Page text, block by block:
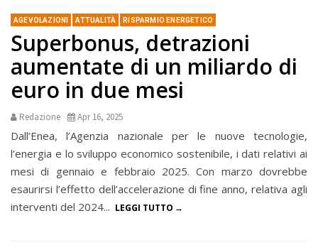
AGEVOLAZIONI ATTUALITÀ RISPARMIO ENERGETICO
Superbonus, detrazioni
aumentate di un miliardo di
euro in due mesi
Redazione Apr 16, 2025
Dall’Enea, l’Agenzia nazionale per le nuove tecnologie,
l’energia e lo sviluppo economico sostenibile, i dati relativi ai
mesi di gennaio e febbraio 2025. Con marzo dovrebbe
esaurirsi l’effetto dell’accelerazione di fine anno, relativa agli
interventi del 2024... LEGGI TUTTO